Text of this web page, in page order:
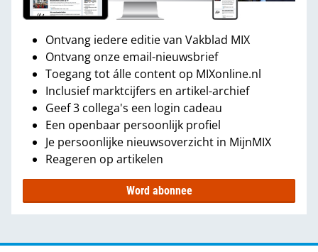
Ontvang iedere editie van Vakblad MIX
Ontvang onze email-nieuwsbrief
Toegang tot álle content op MIXonline.nl
Inclusief marktcijfers en artikel-archief
Geef 3 collega's een login cadeau
Een openbaar persoonlijk profiel
Je persoonlijke nieuwsoverzicht in MijnMIX
Reageren op artikelen
Word abonnee